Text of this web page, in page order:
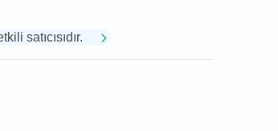
satıcısıdır.